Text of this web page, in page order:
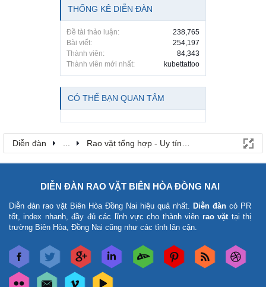
THỐNG KÊ DIỄN ĐÀN
Đề tài thảo luận:
238,765
Bài viết:
254,197
Thành viên:
84,343
Thành viên mới nhất:
kubettattoo
CÓ THỂ BẠN QUAN TÂM
Diễn đàn Rao vặt tổng hợp - Uy tín - Miễn phí
DIỄN ĐÀN RAO VẶT BIÊN HÒA ĐỒNG NAI
Diễn đàn rao vặt Biên Hòa Đồng Nai hiệu quả nhất. Diễn đàn có PR
tốt, index nhanh, đầy đủ các lĩnh vực cho thành viên rao vặt tại thị
trường Biên Hòa, Đồng Nai cũng như các tỉnh lân cận.